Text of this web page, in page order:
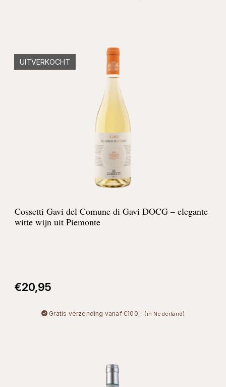
UITVERKOCHT
Cossetti Gavi del Comune di Gavi DOCG – elegante
witte wijn uit Piemonte
€20,95
Gratis verzending vanaf €100,- (in Nederland)